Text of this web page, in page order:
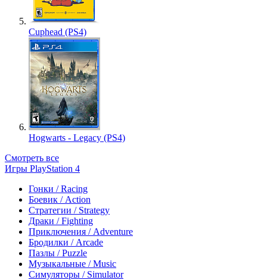
Cuphead (PS4)
Hogwarts - Legacy (PS4)
Смотреть все
Игры PlayStation 4
Гонки / Racing
Боевик / Action
Стратегии / Strategy
Драки / Fighting
Приключения / Adventure
Бродилки / Arcade
Пазлы / Puzzle
Музыкальные / Music
Симуляторы / Simulator